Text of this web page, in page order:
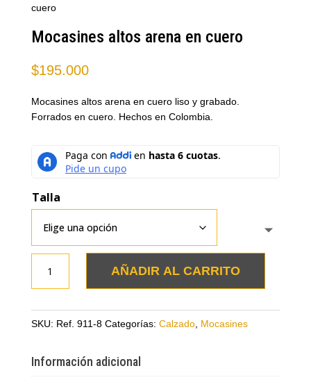
cuero
Mocasines altos arena en cuero
$195.000
Mocasines altos arena en cuero liso y grabado.
Forrados en cuero. Hechos en Colombia.
Talla
en
cantidad
AÑADIR AL CARRITO
SKU: Ref. 911-8 Categorías: Calzado, Mocasines
Información adicional